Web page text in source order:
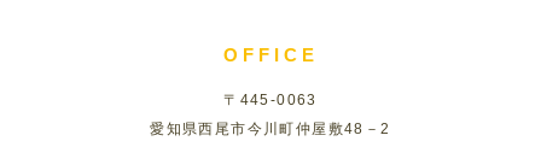
OFFICE
〒445-0063
愛知県西尾市今川町仲屋敷48－2